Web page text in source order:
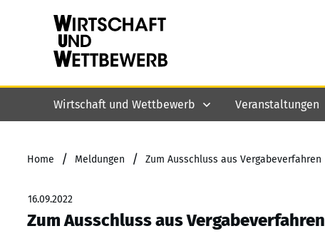
Wirtschaft und Wettbewerb Veranstaltungen
Home / Meldungen / Zum Ausschluss aus Vergabeverfahren
16.09.2022
Zum Ausschluss aus Vergabeverfahren